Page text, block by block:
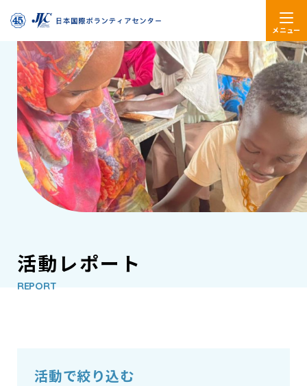
メニュー
活動レポート
REPORT
活動で絞り込む